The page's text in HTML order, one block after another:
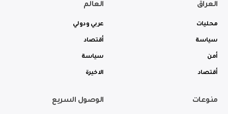
العراق
محليات
سياسة
أمن
أقتصاد
العالم
عربي ودولي
أقتصاد
سياسة
الاخيرة
منوعات الوصول السريع